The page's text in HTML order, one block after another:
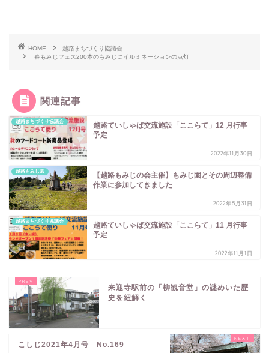
HOME
越路まちづくり協議会
春もみじフェス200本のもみじにイルミネーションの点灯
関連記事
越路まちづくり協議会
越路ていしゃば交流施設「ここらて」12 月行事
予定
2022年11月30日
越路もみじ園
【越路もみじの会主催】もみじ園とその周辺整備
作業に参加してきました
2022年5月31日
越路まちづくり協議会
越路ていしゃば交流施設「ここらて」11 月行事
予定
2022年11月1日
来迎寺駅前の「柳観音堂」の謎めいた歴
史を紐解く
こしじ2021年4月号 No.169